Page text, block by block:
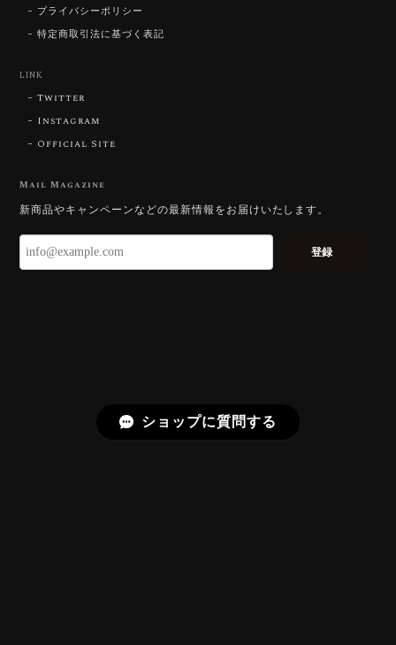
「ウルウルとギラギラを一度に」——まさ
にその両立を狙って設計したカットですの
やわらかく受け止めるようにしています。
長くお楽しみいただけますように。
2026/07/21
久しぶりに買えました。 相変わらずギラッギラで素晴
言葉として受け取りました。
プライバシーポリシー
特定商取引法に基づく表記
LINK
Twitter
Instagram
Official Site
Mail Magazine
新商品やキャンペーンなどの最新情報をお届けいたします。
登録
ショップに質問する